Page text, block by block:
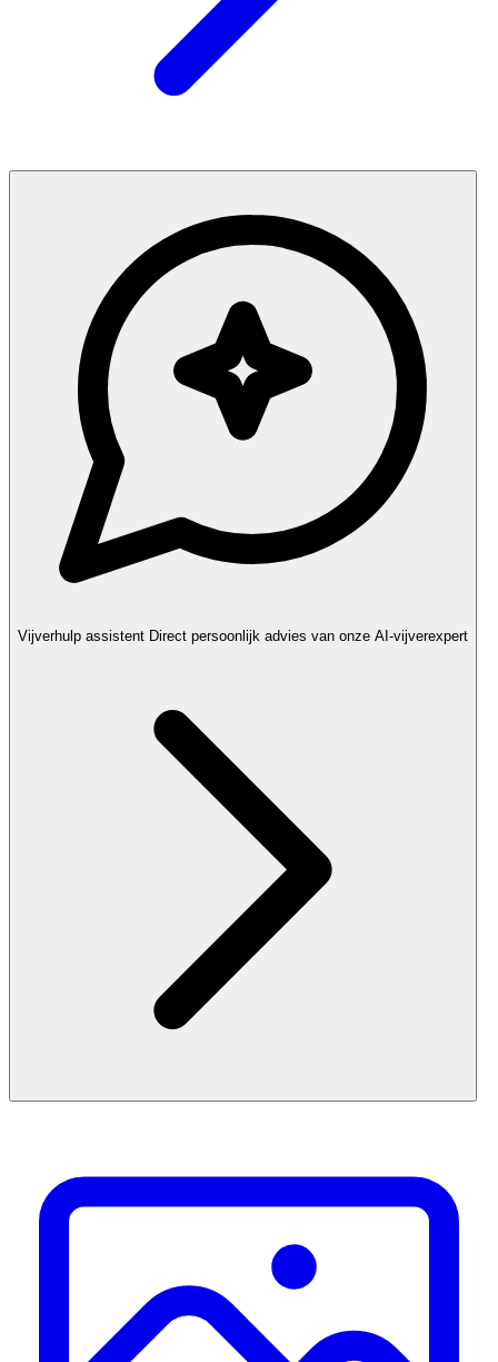
Vijverhulp assistent Direct persoonlijk advies van onze AI-vijverexpert